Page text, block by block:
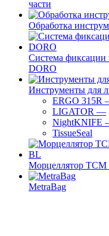
части
Обработка
Система фиксации
DORO
Инструменты для
ERGO 315R
LIGATOR —
NightKNIFE
TissueSeal
Морцеллятор ТСМ
MetraBag